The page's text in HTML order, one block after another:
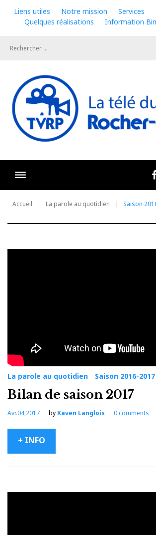
content
Liens utiles Notre mission Services
Quelques réalisations
Information
Accueil La parole au quotidien Saison
Catégorie :
La parole au quotidien Saison 2016-2017
Bilan de saison 2017
Avr.04,2017 by Kaven Langlois 0comments
+ INFO